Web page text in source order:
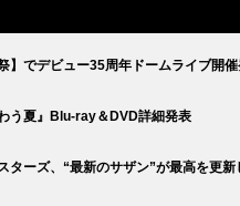
】でデビュー35周年ドームライブ開
う夏』Blu-ray＆DVD詳細発表
ターズ、“最新のサザン”が最高を更